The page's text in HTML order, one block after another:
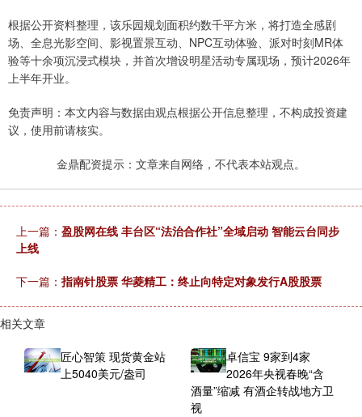
根据公开资料整理，该乐园规划面积约数千平方米，将打造全感剧
场、全息光影空间、影视置景互动、NPC互动体验、派对时刻MR体
验等十余项沉浸式模块，并首次增设明星活动专属现场，预计2026年
上半年开业。
免责声明：本文内容与数据由观点根据公开信息整理，不构成投资建
议，使用前请核实。
金鼎配资提示：文章来自网络，不代表本站观点。
上一篇： 盈股网在线 丰台区“法治合作社”全域启动 智能云台同步
上线
下一篇： 指南针股票 华菱精工：终止向特定对象发行A股股票
相关文章
匠心智策 现货黄金站
上5040美元/盎司
卓信宝 9家到4家
2026年央视春晚“含
酒量”缩减 有酒企转战地方卫
视